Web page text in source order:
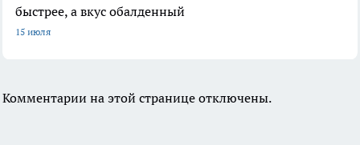
быстрее, а вкус обалденный
15 июля
Комментарии на этой странице отключены.